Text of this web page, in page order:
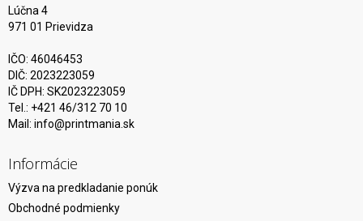
Lúčna 4
971 01 Prievidza
IČO: 46046453
DIČ: 2023223059
IČ DPH: SK2023223059
Tel.: +421 46/312 70 10
Mail: info@printmania.sk
Informácie
Výzva na predkladanie ponúk
Obchodné podmienky